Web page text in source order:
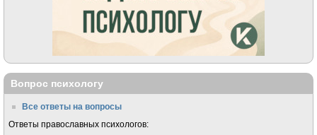
Вопрос психологу
Все ответы на вопросы
Ответы православных психологов: